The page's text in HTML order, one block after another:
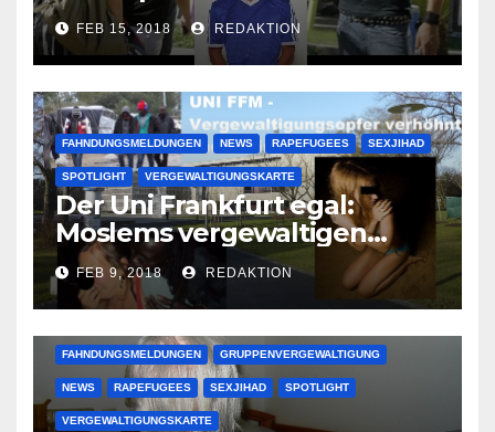
Lauenburger Gang ist ein
großer Muslimclan
FEB 15, 2018 REDAKTION
FAHNDUNGSMELDUNGEN NEWS RAPEFUGEES SEXJIHAD
SPOTLIGHT VERGEWALTIGUNGSKARTE
Der Uni Frankfurt egal:
Moslems vergewaltigen
deutsche Studentinnen auf
Uni-Campus
FEB 9, 2018 REDAKTION
FAHNDUNGSMELDUNGEN GRUPPENVERGEWALTIGUNG
NEWS RAPEFUGEES SEXJIHAD SPOTLIGHT
VERGEWALTIGUNGSKARTE